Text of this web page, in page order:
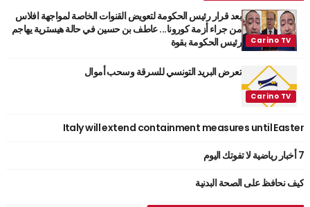
بعد قرار رئيس الحكومة لتعويض القنوات الخاصة لمواجهة افلاس
من جراء أزمة كورونا... عاطف بن حسين في حالة هيسترية يهاجم
رئيس الحكومة بقوة
تعرض البريد التونسي للسرقة وسحب أموال
Italy will extend containment measures until Easter
7 أخبار رياضية لا تفوتك اليوم
كيف نحافظ على الصحة البدنية